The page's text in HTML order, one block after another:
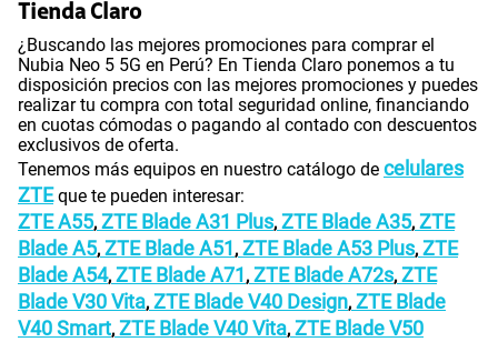
Tienda Claro
¿Buscando las mejores promociones para comprar el
Nubia Neo 5 5G en Perú? En Tienda Claro ponemos a tu
disposición precios con las mejores promociones y puedes
realizar tu compra con total seguridad online, financiando
en cuotas cómodas o pagando al contado con descuentos
exclusivos de oferta.
Tenemos más equipos en nuestro catálogo de celulares
ZTEque te pueden interesar:
ZTE A55, ZTE Blade A31 Plus, ZTE Blade A35, ZTE
Blade A5, ZTE Blade A51 , ZTE Blade A53 Plus, ZTE
Blade A54, ZTE Blade A71 , ZTE Blade A72s, ZTE
Blade V30 Vita, ZTE Blade V40 Design, ZTE Blade
V40 Smart, ZTE Blade V40 Vita, ZTE Blade V50